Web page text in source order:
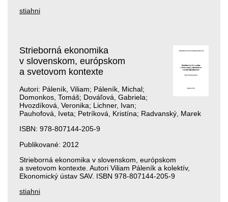
stiahni
Strieborná ekonomika
v slovenskom, európskom
a svetovom kontexte
Autori: Páleník, Viliam; Páleník, Michal;
Domonkos, Tomáš; Dováľová, Gabriela;
Hvozdíková, Veronika; Lichner, Ivan;
Pauhofová, Iveta; Petríková, Kristína; Radvanský, Marek
ISBN: 978-807144-205-9
Publikované: 2012
Strieborná ekonomika v slovenskom, európskom
a svetovom kontexte. Autori Viliam Páleník a kolektív,
Ekonomický ústav SAV. ISBN 978-807144-205-9
stiahni